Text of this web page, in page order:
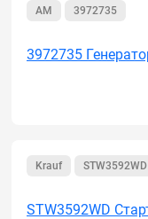
AM 3972735
3972735
Krauf STW3592WD
STW3592WD